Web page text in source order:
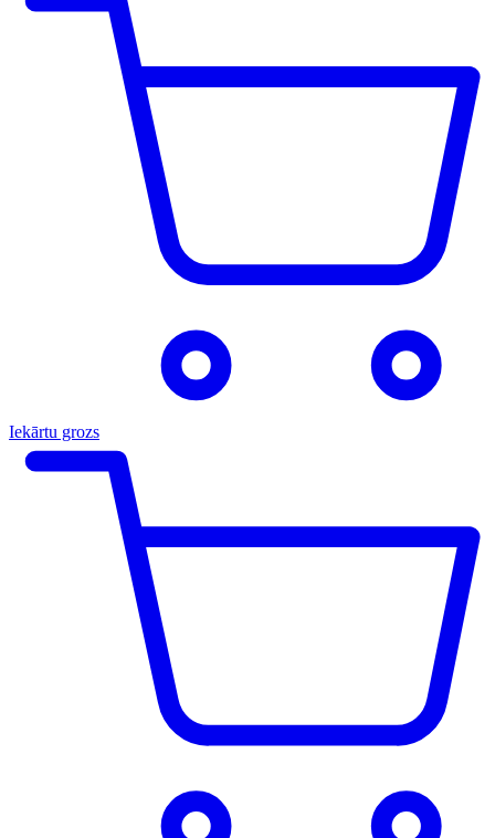
Iekārtu grozs